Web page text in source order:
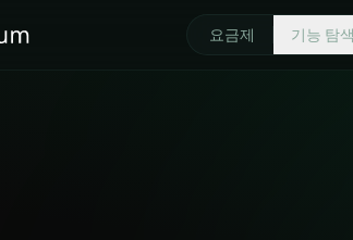
요금제 기능 탐색